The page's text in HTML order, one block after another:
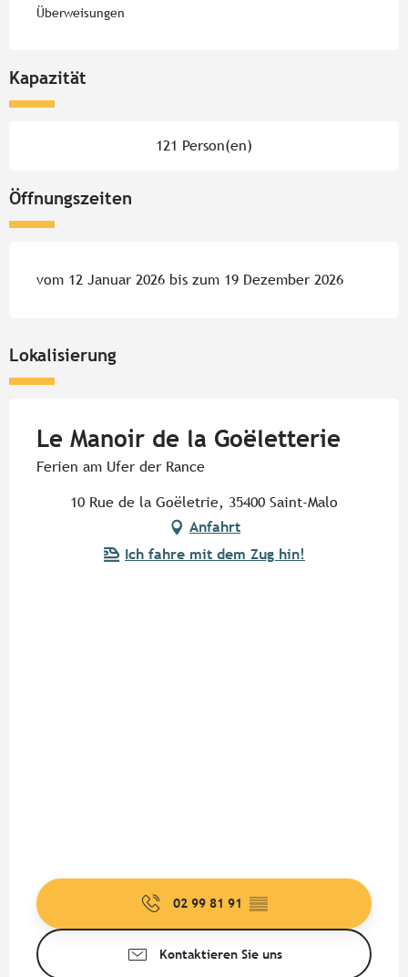
Überweisungen
Kapazität
121 Person(en)
Öffnungszeiten
vom 12 Januar 2026 bis zum 19 Dezember 2026
Lokalisierung
Le Manoir de la Goëletterie
Ferien am Ufer der Rance
10 Rue de la Goëletrie, 35400 Saint-Malo
Anfahrt
Ich fahre mit dem Zug hin!
02 99 81 91 ▒▒
Kontaktieren Sie uns